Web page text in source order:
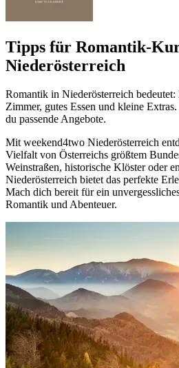
Tipps für Romantik-
Niederösterreich
Romantik in Niederösterreich
Zimmer, gutes Essen und kleine
du passende Angebote.
Mit weekend4two Niederösterreich
Vielfalt von Österreichs größtem
Weinstraßen, historische Klöster oder
Niederösterreich bietet das perfekte
Mach dich bereit für ein
Romantik und Abenteuer.